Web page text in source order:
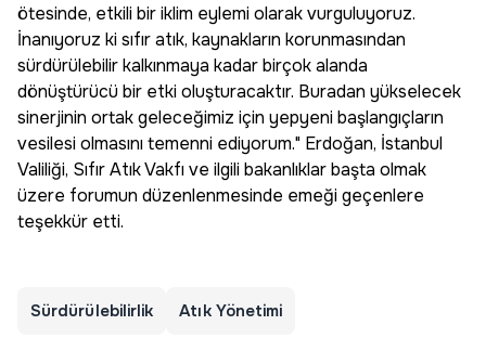
ötesinde, etkili bir iklim eylemi olarak vurguluyoruz.
İnanıyoruz ki sıfır atık, kaynakların korunmasından
sürdürülebilir kalkınmaya kadar birçok alanda
dönüştürücü bir etki oluşturacaktır. Buradan yükselecek
sinerjinin ortak geleceğimiz için yepyeni başlangıçların
vesilesi olmasını temenni ediyorum." Erdoğan, İstanbul
Valiliği, Sıfır Atık Vakfı ve ilgili bakanlıklar başta olmak
üzere forumun düzenlenmesinde emeği geçenlere
teşekkür etti.
Sürdürülebilirlik Atık Yönetimi